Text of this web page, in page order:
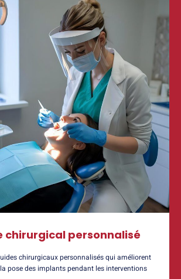
chirurgical personnalisé
chirurgicaux personnalisés qui améliorent
pose des implants pendant les interventions